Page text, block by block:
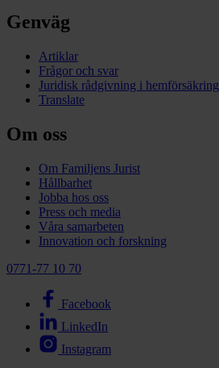
Genväg
Artiklar
Frågor och svar
Juridisk rådgivning i hemförsäkring
Translate
Om oss
Om Familjens Jurist
Hållbarhet
Jobba hos oss
Press och media
Våra samarbeten
Innovation och forskning
0771-77 10 70
Facebook
LinkedIn
Instagram